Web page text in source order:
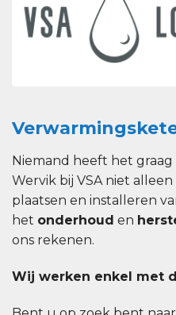
Niemand heeft het
Wervik bij VSA niet
plaatsen en installeren
het onderhoud en
ons rekenen.
Wij werken enkel met